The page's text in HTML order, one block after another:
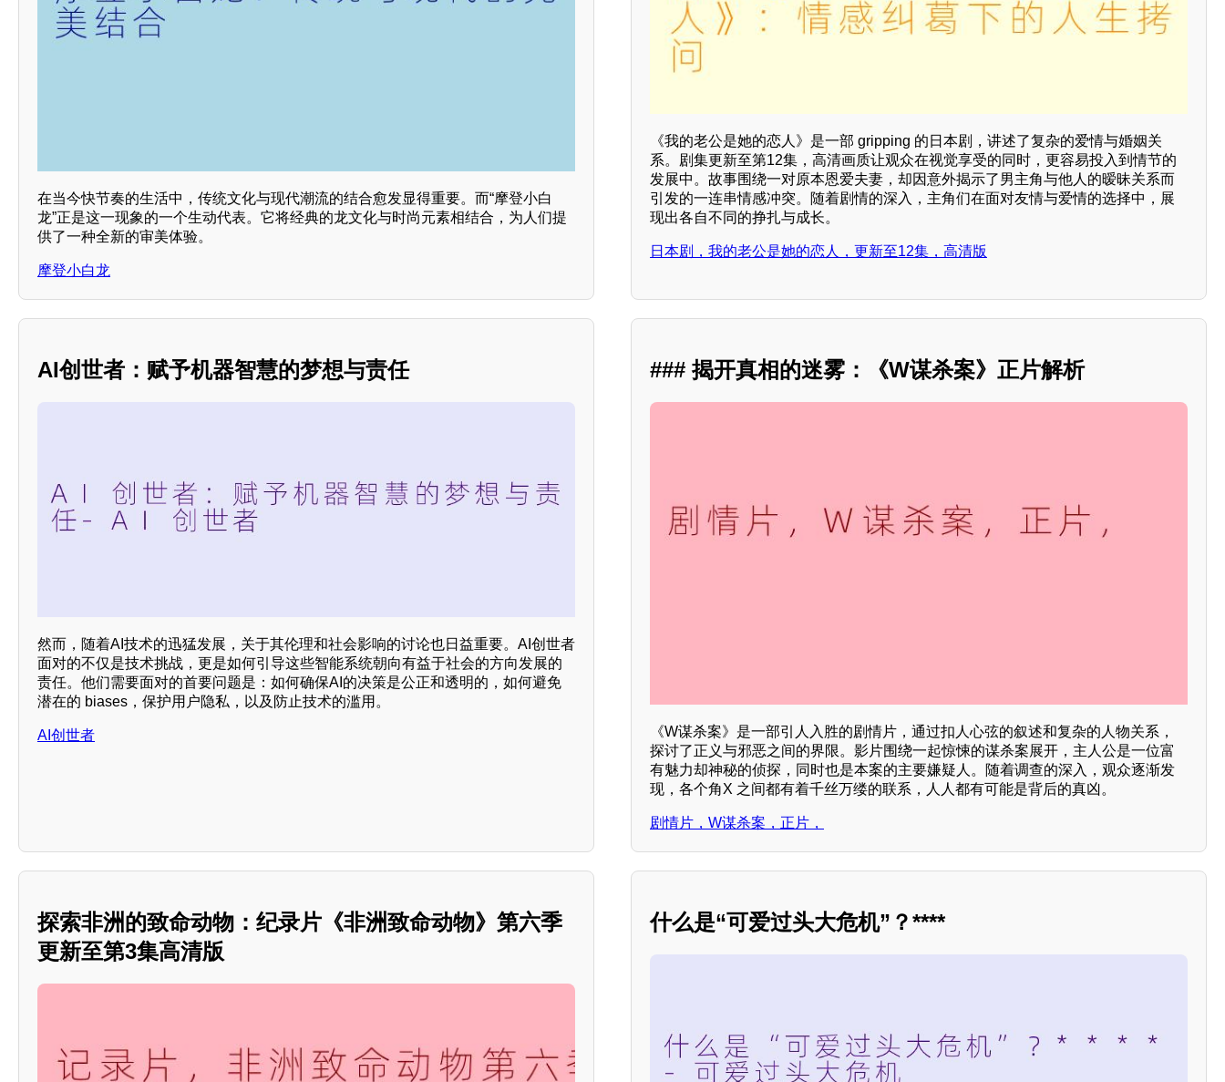
在当今快节奏的生活中，传统文化与现代潮流的结合愈发显得重要。而“摩登小白
龙”正是这一现象的一个生动代表。它将经典的龙文化与时尚元素相结合，为人们提
供了一种全新的审美体验。
摩登小白龙
《我的老公是她的恋人》是一部 gripping 的日本剧，讲述了复杂的爱情与婚姻关
系。剧集更新至第12集，高清画质让观众在视觉享受的同时，更容易投入到情节的
发展中。故事围绕一对原本恩爱夫妻，却因意外揭示了男主角与他人的暧昧关系而
引发的一连串情感冲突。随着剧情的深入，主角们在面对友情与爱情的选择中，展
现出各自不同的挣扎与成长。
日本剧，我的老公是她的恋人，更新至12集，高清版
AI创世者：赋予机器智慧的梦想与责任
然而，随着AI技术的迅猛发展，关于其伦理和社会影响的讨论也日益重要。AI创世者
面对的不仅是技术挑战，更是如何引导这些智能系统朝向有益于社会的方向发展的
责任。他们需要面对的首要问题是：如何确保AI的决策是公正和透明的，如何避免
潜在的 biases，保护用户隐私，以及防止技术的滥用。
AI创世者
### 揭开真相的迷雾：《W谋杀案》正片解析
《W谋杀案》是一部引人入胜的剧情片，通过扣人心弦的叙述和复杂的人物关系，
探讨了正义与邪恶之间的界限。影片围绕一起惊悚的谋杀案展开，主人公是一位富
有魅力却神秘的侦探，同时也是本案的主要嫌疑人。随着调查的深入，观众逐渐发
现，各个角X 之间都有着千丝万缕的联系，人人都有可能是背后的真凶。
剧情片，W谋杀案，正片，
探索非洲的致命动物：纪录片《非洲致命动物》第六季
更新至第3集高清版
什么是“可爱过头大危机”？****